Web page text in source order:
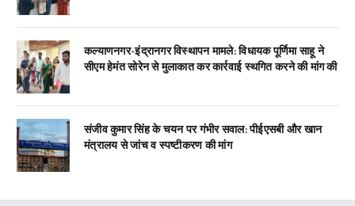
कल्याणनगर-इंद्रानगर विस्थापन मामले: विधायक पूर्णिमा साहू ने
सीएम हेमंत सोरेन से मुलाकात कर कार्रवाई स्थगित करने की मांग की
संजीव कुमार सिंह के चयन पर गंभीर सवाल: पीईएसबी और खान
मंत्रालय से जांच व स्पष्टीकरण की मांग